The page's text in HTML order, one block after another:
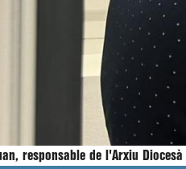
responsable de l'Arxiu